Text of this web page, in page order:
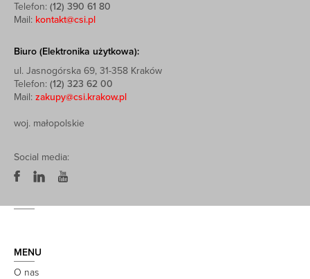
Telefon: (12) 390 61 80
Mail: kontakt@csi.pl
Biuro (Elektronika użytkowa):
ul. Jasnogórska 69, 31-358 Kraków
Telefon: (12) 323 62 00
Mail: zakupy@csi.krakow.pl
woj. małopolskie
Social media:
MENU
O nas